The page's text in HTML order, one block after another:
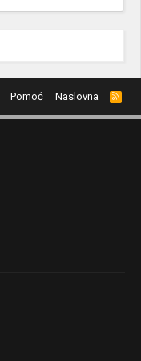
Pomoć Naslovna
R
S
S